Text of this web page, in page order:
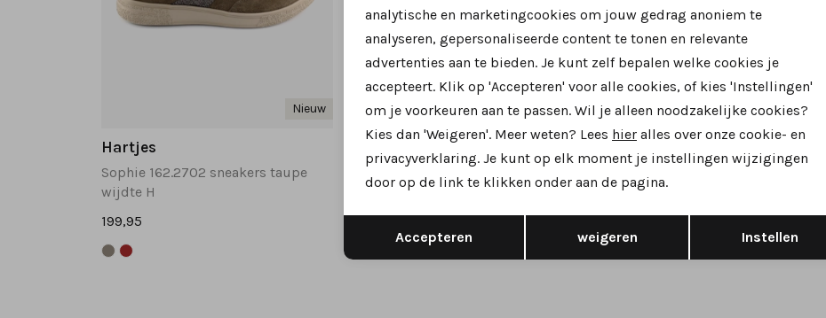
Nieuw
Hartjes
Sophie 162.2702 sneakers taupe
wijdte H
199,95
Nieuw
Sophie 162.2701 sneakers zwart
wijdte H
199,95
Nieuw
wijdte H
199,95
Terug Opslaan
analytische en marketingcookies om jouw gedrag anoniem te
analyseren, gepersonaliseerde content te tonen en relevante
advertenties aan te bieden. Je kunt zelf bepalen welke cookies je
accepteert. Klik op 'Accepteren' voor alle cookies, of kies 'Instellingen'
om je voorkeuren aan te passen. Wil je alleen noodzakelijke cookies?
Kies dan 'Weigeren'. Meer weten? Lees hier alles over onze cookie- en
privacyverklaring. Je kunt op elk moment je instellingen wijzigingen
door op de link te klikken onder aan de pagina.
Accepteren weigeren Instellen